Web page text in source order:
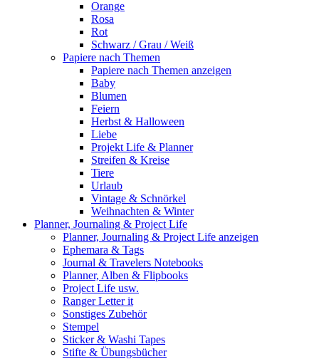
Orange
Rosa
Rot
Schwarz / Grau / Weiß
Papiere nach Themen
Papiere nach Themen anzeigen
Baby
Blumen
Feiern
Herbst & Halloween
Liebe
Projekt Life & Planner
Streifen & Kreise
Tiere
Urlaub
Vintage & Schnörkel
Weihnachten & Winter
Planner, Journaling & Project Life
Planner, Journaling & Project Life anzeigen
Ephemara & Tags
Journal & Travelers Notebooks
Planner, Alben & Flipbooks
Project Life usw.
Ranger Letter it
Sonstiges Zubehör
Stempel
Sticker & Washi Tapes
Stifte & Übungsbücher